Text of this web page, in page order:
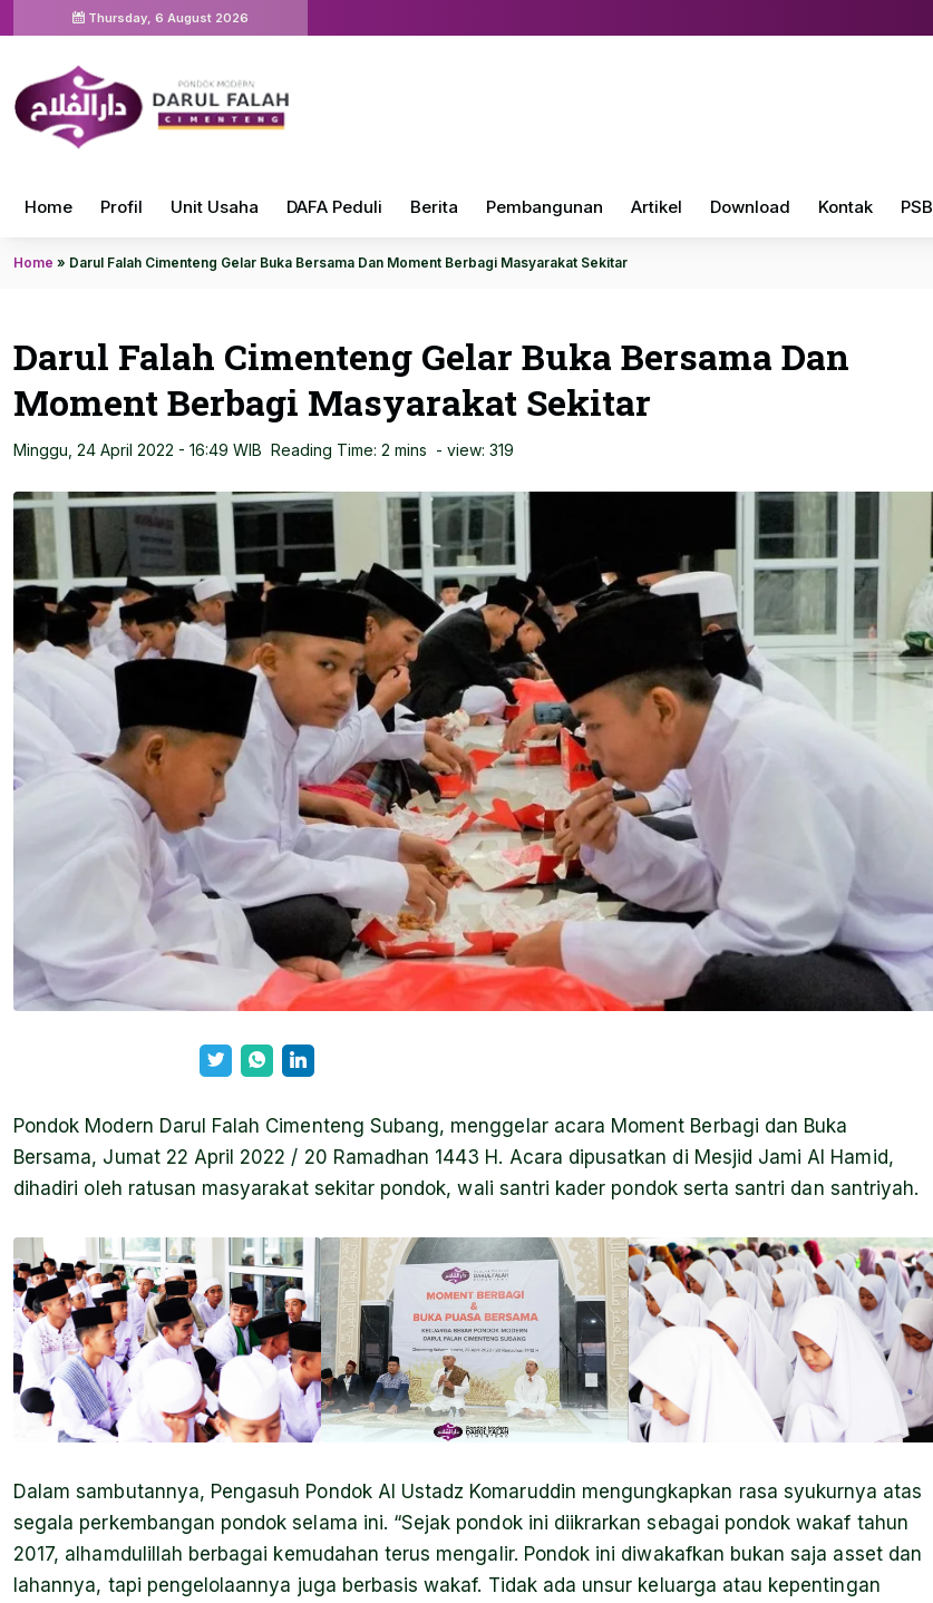
Thursday, 6 August 2026
Home Profil Unit Usaha DAFA Peduli Berita Pembangunan Artikel Download Kontak PSB
Home » Darul Falah Cimenteng Gelar Buka Bersama Dan Moment Berbagi Masyarakat Sekitar
Darul Falah Cimenteng Gelar Buka Bersama Dan
Moment Berbagi Masyarakat Sekitar
Minggu, 24 April 2022 - 16:49 WIB Reading Time: 2 mins - view: 319
Pondok Modern Darul Falah Cimenteng Subang, menggelar acara Moment Berbagi dan Buka
Bersama, Jumat 22 April 2022 / 20 Ramadhan 1443 H. Acara dipusatkan di Mesjid Jami Al Hamid,
dihadiri oleh ratusan masyarakat sekitar pondok, wali santri kader pondok serta santri dan santriyah.
Dalam sambutannya, Pengasuh Pondok Al Ustadz Komaruddin mengungkapkan rasa syukurnya atas
segala perkembangan pondok selama ini. “Sejak pondok ini diikrarkan sebagai pondok wakaf tahun
2017, alhamdulillah berbagai kemudahan terus mengalir. Pondok ini diwakafkan bukan saja asset dan
lahannya, tapi pengelolaannya juga berbasis wakaf. Tidak ada unsur keluarga atau kepentingan